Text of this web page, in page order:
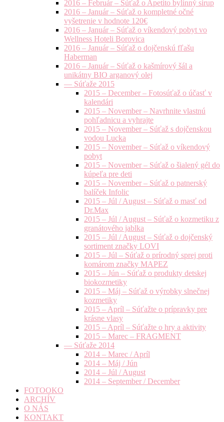
2016 – Február – Súťaž o Apetito bylinný sirup
2016 – Január – Súťaž o kompletné očné
vyšetrenie v hodnote 120€
2016 – Január – Súťaž o víkendový pobyt vo
Wellness Hoteli Borovica
2016 – Január – Súťaž o dojčenskú fľašu
Haberman
2016 – Január – Súťaž o kašmírový šál a
unikátny BIO arganový olej
— Súťaže 2015
2015 – December – Fotosúťaž o účasť v
kalendári
2015 – November – Navrhnite vlastnú
pohľadnicu a vyhrajte
2015 – November – Súťaž s dojčenskou
vodou Lucka
2015 – November – Súťaž o víkendový
pobyt
2015 – November – Súťaž o šialený gél do
kúpeľa pre deti
2015 – November – Súťaž o patnerský
balíček Infolic
2015 – Júl / August – Súťaž o masť od
Dr.Max
2015 – Júl / August – Súťaž o kozmetiku z
granátového jablka
2015 – Júl / August – Súťaž o dojčenský
sortiment značky LOVI
2015 – Júl – Súťaž o prírodný sprej proti
komárom značky MAPEZ
2015 – Jún – Súťaž o produkty detskej
biokozmetiky
2015 – Máj – Súťaž o výrobky slnečnej
kozmetiky
2015 – Apríl – Súťažte o prípravky pre
krásne vlasy
2015 – Apríl – Súťažte o hry a aktivity
2015 – Marec – FRAGMENT
— Súťaže 2014
2014 – Marec / Apríl
2014 – Máj / Jún
2014 – Júl / August
2014 – September / December
FOTOOKO
ARCHÍV
O NÁS
KONTAKT